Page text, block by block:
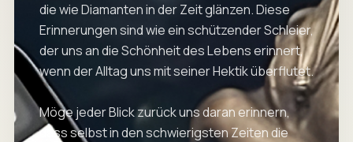
die wie Diamanten in der Zeit glänzen. Diese
Erinnerungen sind wie ein schützender Schleier,
der uns an die Schönheit des Lebens erinnert,
wenn der Alltag uns mit seiner Hektik überflutet.
Möge jeder Blick zurück uns daran erinnern,
dass selbst in den schwierigsten Zeiten die